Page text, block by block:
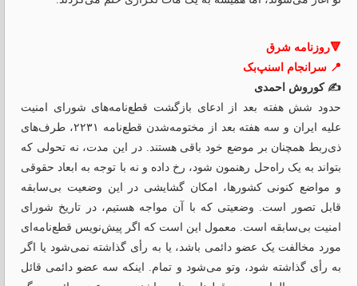
🔻روزنامه شرق
📍 سرانجام اسنپ‌بک
✍️ کوروش احمدی
حدود شش هفته بعد از ادعای بازگشت قطع‌نامه‌های شورای امنیت
علیه ایران و سه هفته بعد از مختومه‌شدن قطع‌نامه ۲۲۳۱، طرف‌های
ذی‌ربط همچنان بر موضع خود باقی هستند. در این مدت، نه تحولی که
بتواند به یک راه‌حل رهنمون شود، رخ داده و نه با توجه به ابعاد حقوقی
و مواضع کنونی کشورها، امکان گشایشی در این وضعیت بی‌سابقه
قابل تصور است. وضعیتی که با آن مواجه هستیم، در تاریخ شورای
امنیت بی‌سابقه است. معمول این است که اگر پیش‌نویس قطع‌نامه‌ای
مورد مخالفت یک عضو دائمی باشد، یا به رأی گذاشته نمی‌شود یا اگر
به رأی گذاشته شود، وتو می‌شود و تمام. اینکه سه عضو دائمی قائل